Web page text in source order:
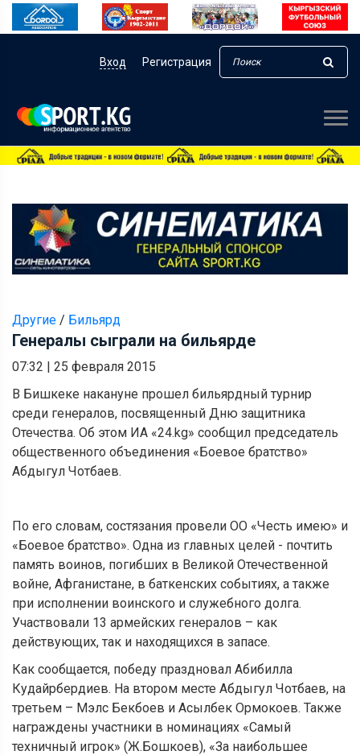
Вход Регистрация
Другие / Бильярд
Генералы сыграли на бильярде
07:32 | 25 февраля 2015
В Бишкеке накануне прошел бильярдный турнир
среди генералов, посвященный Дню защитника
Отечества. Об этом ИА «24.kg» сообщил председатель
общественного объединения «Боевое братство»
Абдыгул Чотбаев.
По его словам, состязания провели ОО «Честь имею» и
«Боевое братство». Одна из главных целей - почтить
память воинов, погибших в Великой Отечественной
войне, Афганистане, в баткенских событиях, а также
при исполнении воинского и служебного долга.
Участвовали 13 армейских генералов – как
действующих, так и находящихся в запасе.
Как сообщается, победу праздновал Абибилла
Кудайрбердиев. На втором месте Абдыгул Чотбаев, на
третьем – Мэлс Бекбоев и Асылбек Ормокоев. Также
награждены участники в номинациях «Самый
техничный игрок» (Ж.Бошкоев), «За наибольшее